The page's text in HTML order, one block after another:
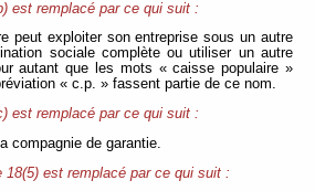
est remplacé par ce qui suit :
peut exploiter son entreprise sous un autre
sociale complète ou utiliser un autre
autant que les mots « caisse populaire »
« c.p. » fassent partie de ce nom.
est remplacé par ce qui suit :
compagnie de garantie.
18(5) est remplacé par ce qui suit :